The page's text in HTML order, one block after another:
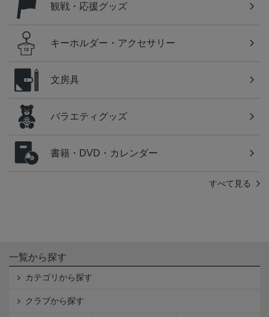
観戦・応援グッズ
キーホルダー・アクセサリー
文房具
バラエティグッズ
書籍・DVD・カレンダー
すべて見る
一覧から探す
カテゴリから探す
クラブから探す